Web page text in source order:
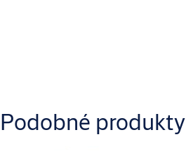
Podobné produkty